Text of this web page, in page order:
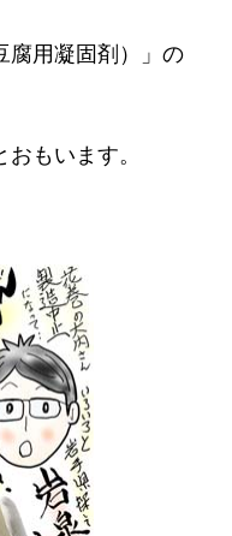
腐用凝固剤）」の
もいます。